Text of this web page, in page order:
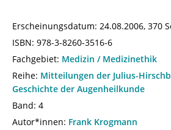
Erscheinungsdatum: 24.08.2006, 370
ISBN: 978-3-8260-3516-6
Fachgebiet: Medizin / Medizinethik
Reihe: Mitteilungen der Julius-
Geschichte der Augenheilkunde
Band: 4
Autor*innen: Frank Krogmann